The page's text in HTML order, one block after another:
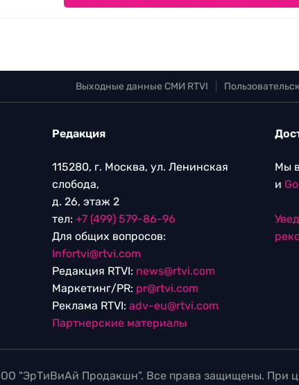
Выходные данные СМИ RTVI
Редакция
115280, г. Москва, ул. Ленинская
слобода,
д. 26, этаж 2
тел: +7 (499) 579-86-96
Для общих вопросов:
Infortvi@rtvi.com
Редакция RTVI: news@rtvi.com
Маркетинг/PR: pr@rtvi.com
Реклама RTVI: adv-eu@rtvi.com
Партнерские материалы
Мы в
и
"ЭрТиВиАй Продакшн". Все права защищены. При